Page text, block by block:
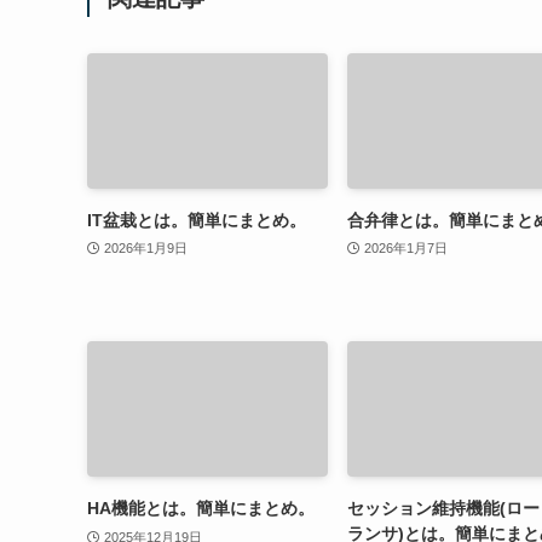
IT盆栽とは。簡単にまとめ。
2026年1月9日
合弁律とは。簡単にまと
2026年1月7日
HA機能とは。簡単にまとめ。
2025年12月19日
セッション維持機能(ロ
ランサ)とは。簡単にま